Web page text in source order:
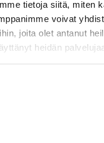
tietoja siitä, miten
voivat
joita olet antanut
heidän
ja
freelance-
sen yhden